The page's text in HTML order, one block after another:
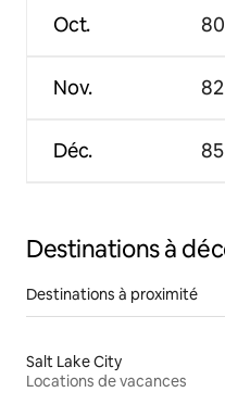
Oct.
Nov.
Déc.
Destinations à
Destinations à proximité
Salt Lake City
Locations de vacances